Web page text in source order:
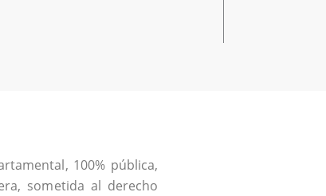
100% pública,
sometida al derecho